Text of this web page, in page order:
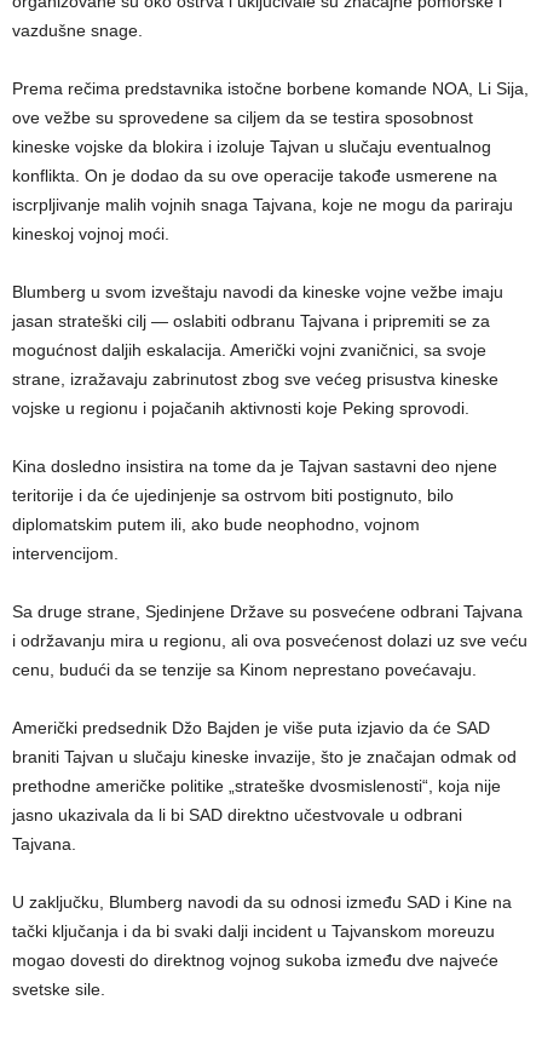
vazdušne snage.
Prema rečima predstavnika istočne borbene komande NOA, Li Sija,
ove vežbe su sprovedene sa ciljem da se testira sposobnost
kineske vojske da blokira i izoluje Tajvan u slučaju eventualnog
konflikta. On je dodao da su ove operacije takođe usmerene na
iscrpljivanje malih vojnih snaga Tajvana, koje ne mogu da pariraju
kineskoj vojnoj moći.
Blumberg u svom izveštaju navodi da kineske vojne vežbe imaju
jasan strateški cilj — oslabiti odbranu Tajvana i pripremiti se za
mogućnost daljih eskalacija. Američki vojni zvaničnici, sa svoje
strane, izražavaju zabrinutost zbog sve većeg prisustva kineske
vojske u regionu i pojačanih aktivnosti koje Peking sprovodi.
Kina dosledno insistira na tome da je Tajvan sastavni deo njene
teritorije i da će ujedinjenje sa ostrvom biti postignuto, bilo
diplomatskim putem ili, ako bude neophodno, vojnom
intervencijom.
Sa druge strane, Sjedinjene Države su posvećene odbrani Tajvana
i održavanju mira u regionu, ali ova posvećenost dolazi uz sve veću
cenu, budući da se tenzije sa Kinom neprestano povećavaju.
Američki predsednik Džo Bajden je više puta izjavio da će SAD
braniti Tajvan u slučaju kineske invazije, što je značajan odmak od
prethodne američke politike „strateške dvosmislenosti“, koja nije
jasno ukazivala da li bi SAD direktno učestvovale u odbrani
Tajvana.
U zaključku, Blumberg navodi da su odnosi između SAD i Kine na
tački ključanja i da bi svaki dalji incident u Tajvanskom moreuzu
mogao dovesti do direktnog vojnog sukoba između dve najveće
svetske sile.